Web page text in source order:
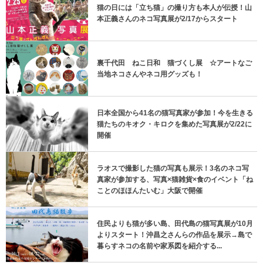
猫の日には「立ち猫」の撮り方も本人が伝授！山
本正義さんのネコ写真展が2/17からスタート
裏千代田 ねこ日和 猫づくし展 ☆アートなご
当地ネコさんやネコ用グッズも！
日本全国から41名の猫写真家が参加！今を生きる
猫たちのキオク・キロクを集めた写真展が2/22に
開催
ラオスで撮影した猫の写真も展示！3名のネコ写
真家が参加する、写真×猫雑貨×食のイベント「ね
ことのほほんたいむ」大阪で開催
住民よりも猫が多い島、田代島の猫写真展が10月
よりスタート！沖昌之さんらの作品を展示→島で
暮らすネコの名前や家系図を紹介する...